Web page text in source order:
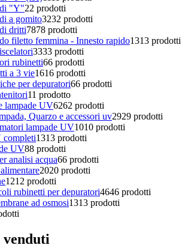
"Y"22 prodotti
a gomito3232 prodotti
dritti7878 prodotti
filetto femmina - Innesto rapido1313 prodotti
3333 prodotti
rubinetti66 prodotti
a 3 vie1616 prodotti
per depuratori66 prodotti
11 prodotto
lampade UV6262 prodotti
Quarzo e accessori uv2929 prodotti
lampade UV1010 prodotti
1313 prodotti
UV88 prodotti
analisi acqua66 prodotti
2020 prodotti
1212 prodotti
rubinetti per depuratori4646 prodotti
ad osmosi1313 prodotti